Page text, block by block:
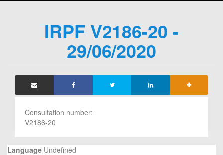
IRPF V2186-20 -
29/06/2020
Consultation number:
V2186-20
Language Undefined